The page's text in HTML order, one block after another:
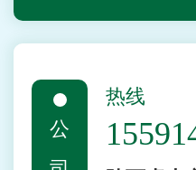
公
热线